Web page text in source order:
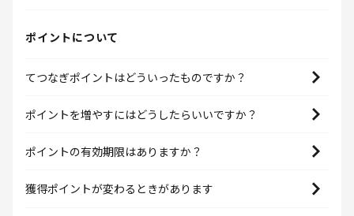
ポイントについて
てつなぎポイントはどういったものですか？
ポイントを増やすにはどうしたらいいですか？
ポイントの有効期限はありますか？
獲得ポイントが変わるときがあります